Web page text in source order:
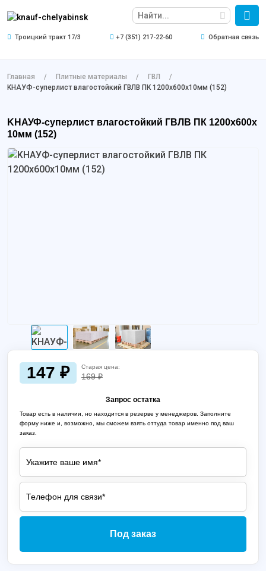
Троицкий тракт 17/3 +7 (351) 217-22-60 Обратная связь
Главная Плитные материалы
ГВЛ
KНАУФ-суперлист влагостойкий ГВЛВ ПК 1200х600х10мм (152)
KНАУФ-суперлист влагостойкий ГВЛВ ПК 1200х600х
10мм (152)
147 ₽ Старая цена:
169 ₽
Запрос остатка
Товар есть в наличии, но находится в резерве у менеджеров. Заполните
форму ниже и, возможно, мы сможем взять оттуда товар именно под ваш
заказ.
Под заказ